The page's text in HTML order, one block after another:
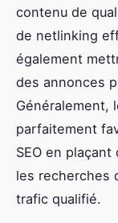
contenu de
de netlinking
également
des annonces
Généralement,
parfaitement
SEO en
les recherches
trafic qualifié.